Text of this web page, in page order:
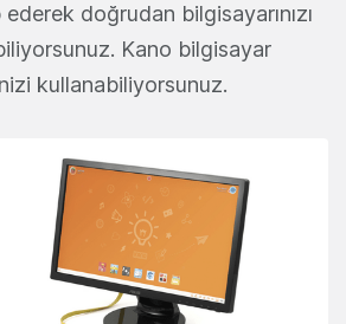
doğrudan bilgisayarınızı
Kano bilgisayar
kullanabiliyorsunuz.